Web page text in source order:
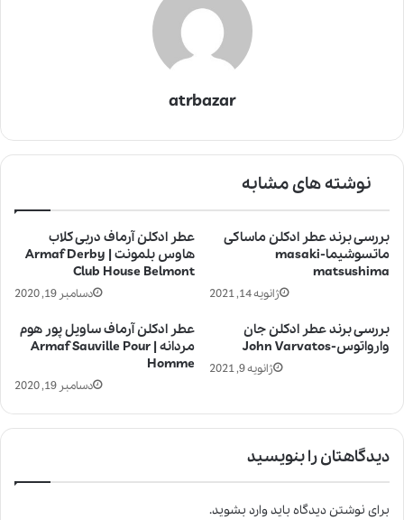
atrbazar
نوشته های مشابه
عطر ادکلن آرماف دربی کلاب
هاوس بلمونت | Armaf Derby
Club House Belmont
دسامبر 19, 2020
بررسی برند عطر ادکلن ماساکی
ماتسوشیما-masaki
matsushima
ژانویه 14, 2021
عطر ادکلن آرماف ساویل پور هوم
مردانه | Armaf Sauville Pour
Homme
دسامبر 19, 2020
بررسی برند عطر ادکلن جان
وارواتوس-John Varvatos
ژانویه 9, 2021
دیدگاهتان را بنویسید
برای نوشتن دیدگاه بایدوارد بشوید.